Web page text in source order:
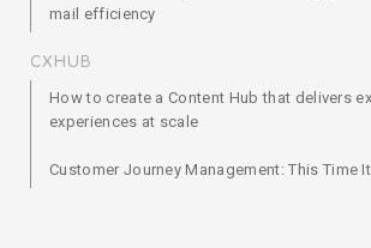
mail efficiency
CXHUB
How to create a Content Hub that delivers
experiences at scale
Customer Journey Management: This Time